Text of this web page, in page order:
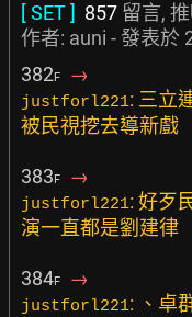
[ SET ] 857 留言,
作者: auni - 發表於
382F →
justforl221: 三立
被民視挖去導新戲
383F →
justforl221: 好歹
演一直都是劉建律
384F →
justforl221: 、卓